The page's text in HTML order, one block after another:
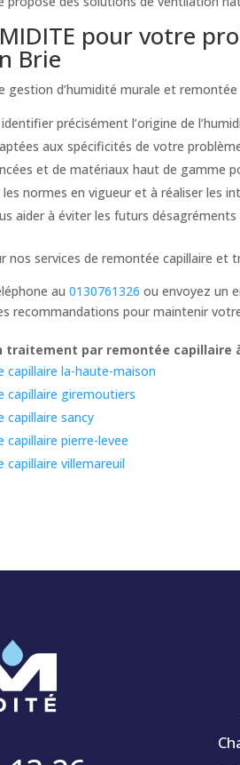
pour votre
Brie
gestion d’humidité murale et remontée
précisément l’origine de
aux spécificités de votre
et de matériaux haut de gamme
normes en vigueur et à réaliser les
aider à éviter les futurs désagréments
nos services de remontée capillaire et
au0130761326 ou envoyez un
recommandations pour maintenir
traitement par remontée capillaire
la-haute-maison
giremoutiers
sancy
pierre-levee
villemareuil